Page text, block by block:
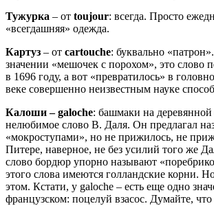
Тужурка – от toujour: всегда. Просто
«всегдашняя» одежда.
Картуз – от cartouche: буквально
значении «мешочек с порохом», это слово
в 1696 году, а вот «превратилось» в
веке совершенно неизвестным науке
Калоши – galoche: башмаки на
нелюбимое слово В. Даля. Он предлагал
«мокроступами», но не прижилось, не
Питере, наверное, не без усилий того же
слово бордюр упорно называют
этого слова имеются голландские корни.
этом. Кстати, у galoche – есть еще одно
французском: поцелуй взасос. Думайте, что